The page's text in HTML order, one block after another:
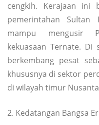
cengkih. Kerajaan ini
pemerintahan Sultan
mampu mengusir
kekuasaan Ternate. Di
berkembang pesat
khususnya di sektor
di wilayah timur
2. Kedatangan Bangsa